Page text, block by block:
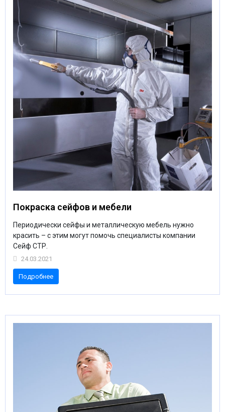
Покраска сейфов и мебели
Периодически сейфы и металлическую мебель нужно
красить – с этим могут помочь специалисты компании
Сейф СТР.
24.03.2021
Подробнее